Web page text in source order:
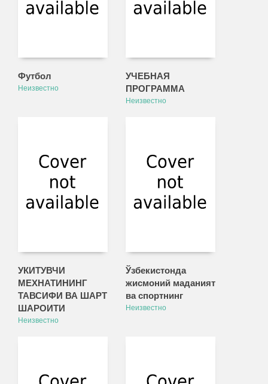
Футбол
Неизвестно
УЧЕБНАЯ
ПРОГРАММА
Неизвестно
УКИТУВЧИ
МЕХНАТИНИНГ
ТАВСИФИ ВА ШАРТ
ШАРОИТИ
Неизвестно
Ўзбекистонда
жисмоний маданият
ва спортнинг
Неизвестно